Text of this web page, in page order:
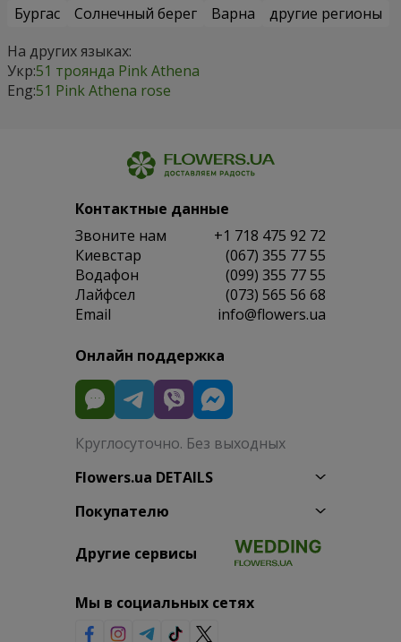
Бургас
Солнечный берег Варна
другие регионы
На других языках:
Укр:51 троянда Pink Athena
Eng:51 Pink Athena rose
Контактные данные
Звоните нам
+1 718 475 92 72
Киевстар
(067) 355 77 55
Водафон
(099) 355 77 55
Лайфсел
(073) 565 56 68
Email
info@flowers.ua
Онлайн поддержка
Круглосуточно. Без выходных
Flowers.ua DETAILS
Покупателю
Другие сервисы
Мы в социальных сетях